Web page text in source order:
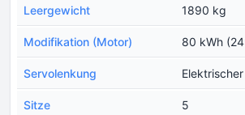
Leergewicht 1890 kg
Modifikation (Motor) 80 kWh
Servolenkung Elektrischer
Sitze 5